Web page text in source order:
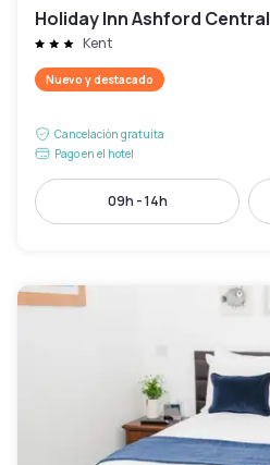
Holiday Inn Ashford Central
Kent
Nuevo y destacado
Cancelación gratuita
Pago en el hotel
09h - 14h